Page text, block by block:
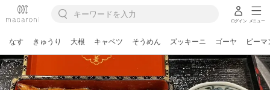
ログイン メニュー
なす きゅうり 大根 キャベツ そうめん ズッキーニ ゴーヤ ピーマ